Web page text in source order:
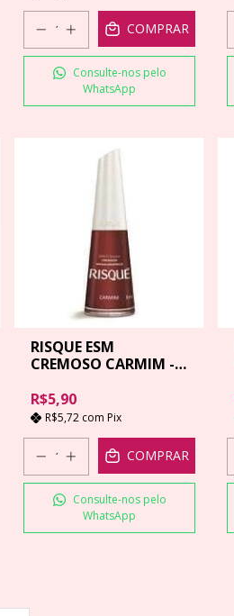
COMPRAR
Consulte-nos pelo
WhatsApp
RISQUE ESM
CREMOSO CARMIM -
R$5,90
R$5,72 com Pix
COMPRAR
Consulte-nos pelo
WhatsApp